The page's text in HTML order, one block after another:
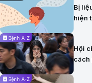
Bị
hiện
Bệnh A-Z
Hội
cách
Bệnh A-Z